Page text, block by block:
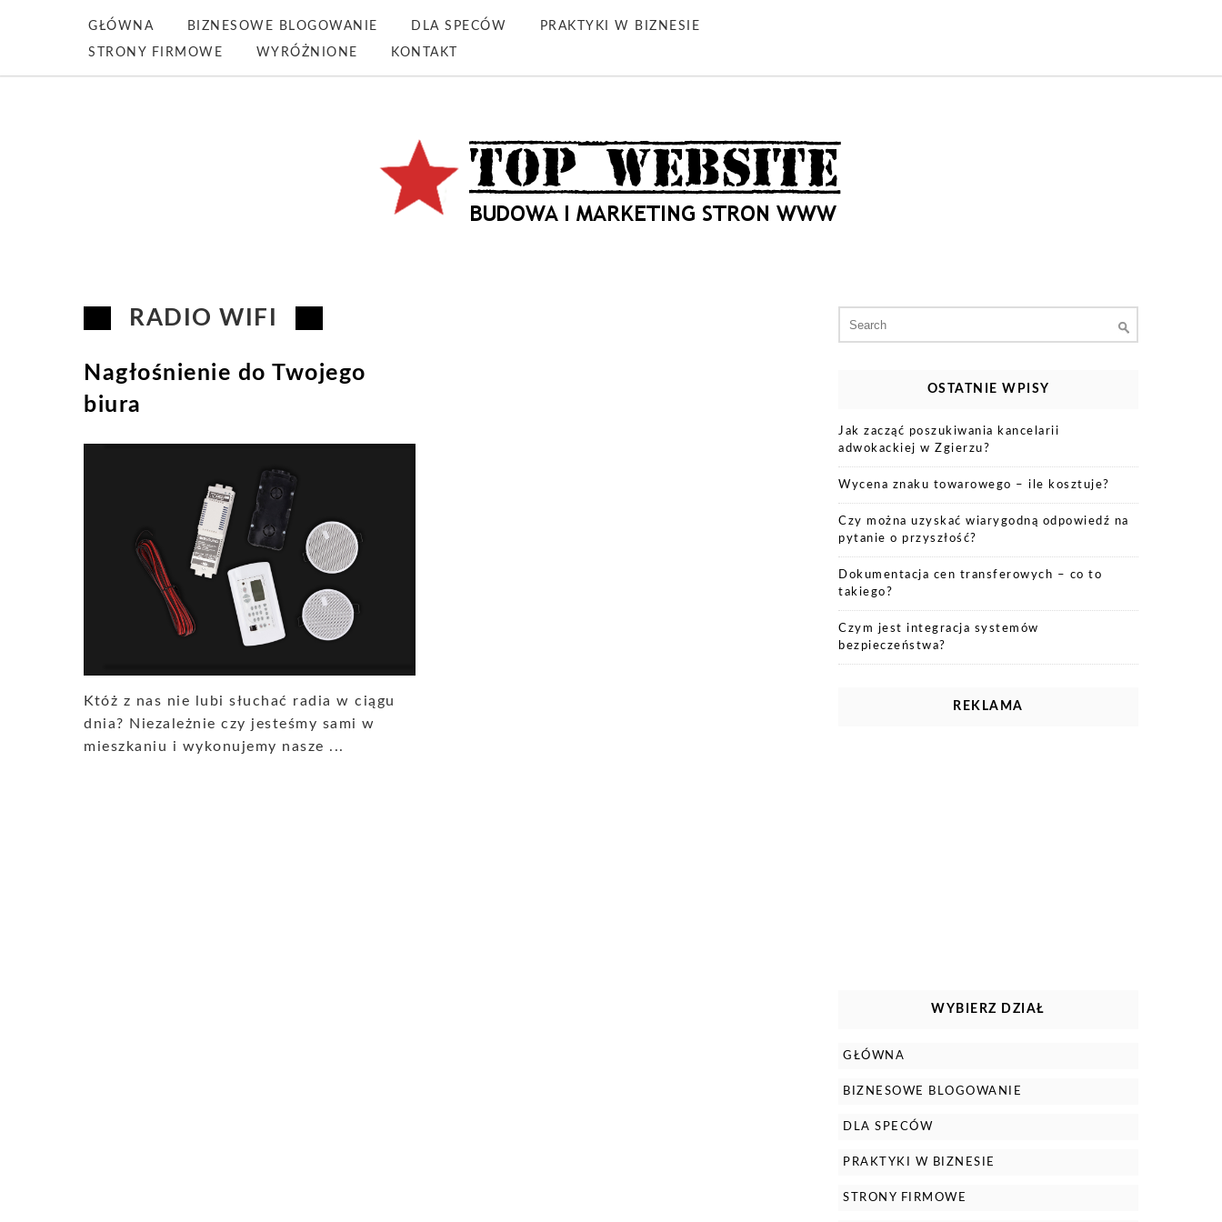
GŁÓWNA BIZNESOWE BLOGOWANIE DLA SPECÓW PRAKTYKI W BIZNESIE
STRONY FIRMOWE WYRÓŻNIONE KONTAKT
RADIO WIFI
Nagłośnienie do Twojego
biura
Któż z nas nie lubi słuchać radia w ciągu
dnia? Niezależnie czy jesteśmy sami w
mieszkaniu i wykonujemy nasze ...
for:
OSTATNIE WPISY
Jak zacząć poszukiwania kancelarii
adwokackiej w Zgierzu?
Wycena znaku towarowego – ile kosztuje?
Czy można uzyskać wiarygodną odpowiedź na
pytanie o przyszłość?
Dokumentacja cen transferowych – co to
takiego?
Czym jest integracja systemów
bezpieczeństwa?
REKLAMA
WYBIERZ DZIAŁ
GŁÓWNA
BIZNESOWE BLOGOWANIE
DLA SPECÓW
PRAKTYKI W BIZNESIE
STRONY FIRMOWE